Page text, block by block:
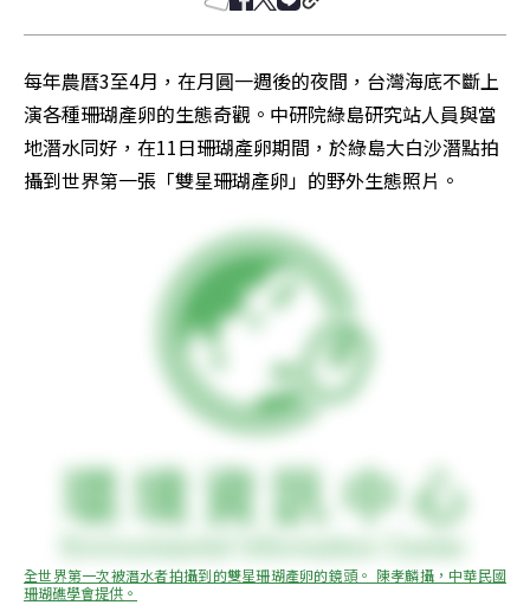
每年農曆3至4月，在月圓一週後的夜間，台灣海底不斷上
演各種珊瑚產卵的生態奇觀。中研院綠島研究站人員與當
地潛水同好，在11日珊瑚產卵期間，於綠島大白沙潛點拍
攝到世界第一張「雙星珊瑚產卵」的野外生態照片。
全世界第一次被潛水者拍攝到的雙星珊瑚產卵的鏡頭。 陳孝麟攝，中華民國
珊瑚礁學會提供。